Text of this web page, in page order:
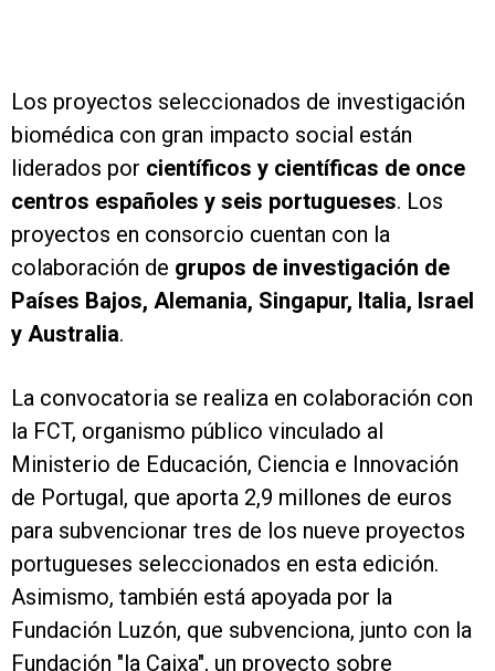
Los proyectos seleccionados de investigación
biomédica con gran impacto social están
liderados por científicos y científicas de once
centros españoles y seis portugueses. Los
proyectos en consorcio cuentan con la
colaboración de grupos de investigación de
Países Bajos, Alemania, Singapur, Italia, Israel
y Australia.
La convocatoria se realiza en colaboración con
la FCT, organismo público vinculado al
Ministerio de Educación, Ciencia e Innovación
de Portugal, que aporta 2,9 millones de euros
para subvencionar tres de los nueve proyectos
portugueses seleccionados en esta edición.
Asimismo, también está apoyada por la
Fundación Luzón, que subvenciona, junto con la
Fundación "la Caixa", un proyecto sobre